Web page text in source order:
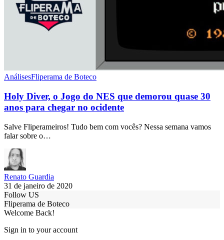
AnálisesFliperama de Boteco
Holy Diver, o Jogo do NES que demorou quase 30
anos para chegar no ocidente
Salve Fliperameiros! Tudo bem com vocês? Nessa semana vamos
falar sobre o…
Renato Guardia
31 de janeiro de 2020
Follow US
Fliperama de Boteco
Welcome Back!
Sign in to your account